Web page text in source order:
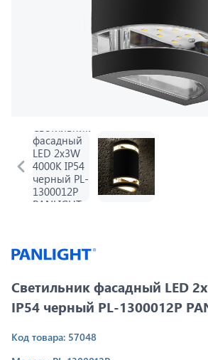
Светильник фасадный LED
IP54 черный PL-1300012P
Код товара: 57048